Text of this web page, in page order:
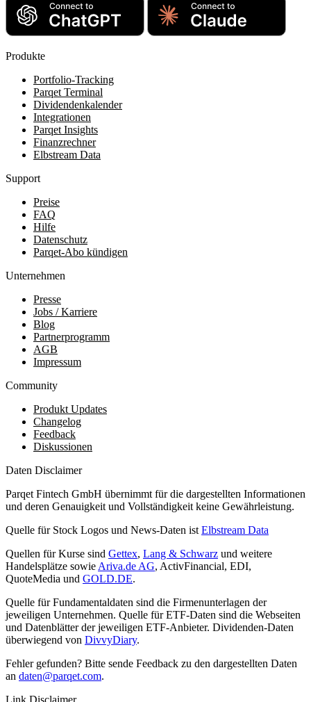
Produkte
Portfolio-Tracking
Parqet Terminal
Dividendenkalender
Integrationen
Parqet Insights
Finanzrechner
Elbstream Data
Support
Preise
FAQ
Hilfe
Datenschutz
Parqet-Abo kündigen
Unternehmen
Presse
Jobs / Karriere
Blog
Partnerprogramm
AGB
Impressum
Community
Produkt Updates
Changelog
Feedback
Diskussionen
Daten Disclaimer
Parqet Fintech GmbH übernimmt für die dargestellten Informationen
und deren Genauigkeit und Vollständigkeit keine Gewährleistung.
Quelle für Stock Logos und News-Daten ist Elbstream Data
Quellen für Kurse sind Gettex, Lang & Schwarz und weitere
Handelsplätze sowie Ariva.de AG, ActivFinancial, EDI,
QuoteMedia und GOLD.DE.
Quelle für Fundamentaldaten sind die Firmenunterlagen der
jeweiligen Unternehmen. Quelle für ETF-Daten sind die Webseiten
und Datenblätter der jeweiligen ETF-Anbieter. Dividenden-Daten
überwiegend von DivvyDiary.
Fehler gefunden? Bitte sende Feedback zu den dargestellten Daten
an daten@parqet.com.
Link Disclaimer